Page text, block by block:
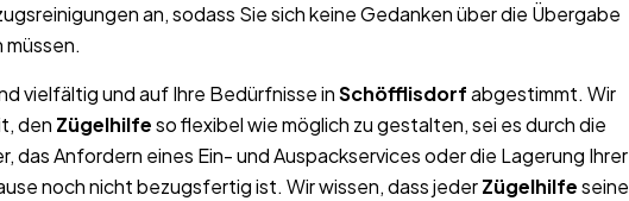
an, sodass Sie sich keine Gedanken über die Übergabe
vielfältig und auf Ihre Bedürfnisse inSchöfflisdorfabgestimmt. Wir
den Zügelhilfeso flexibel wie möglich zu gestalten, sei es durch die
das Anfordern eines Ein- und Auspackservices oder die Lagerung Ihrer
noch nicht bezugsfertig ist. Wir wissen, dass jederZügelhilfeseine